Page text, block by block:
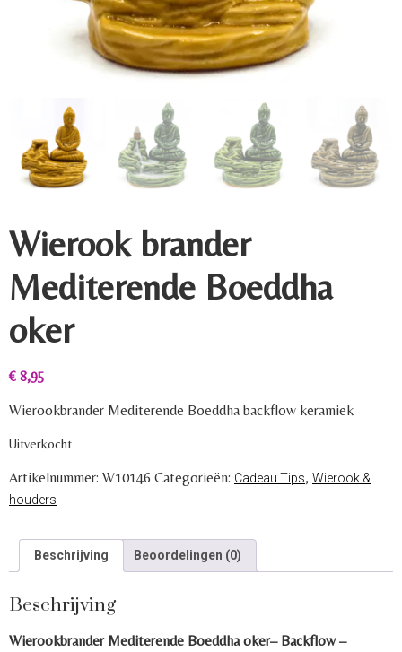
Wierook brander
Mediterende Boeddha
oker
€ 8,95
Wierookbrander Mediterende Boeddha backflow keramiek
Uitverkocht
Artikelnummer: W10146 Categorieën: Cadeau Tips, Wierook &
houders
Beschrijving Beoordelingen (0)
Beschrijving
Wierookbrander Mediterende Boeddha oker– Backflow –